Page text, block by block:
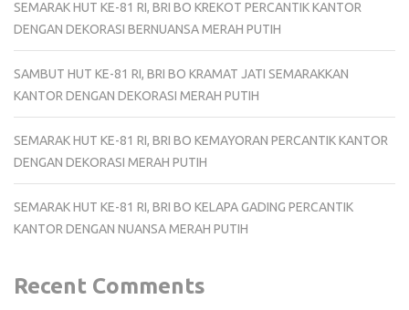
SEMARAK HUT KE-81 RI, BRI BO KREKOT PERCANTIK KANTOR
DENGAN DEKORASI BERNUANSA MERAH PUTIH
SAMBUT HUT KE-81 RI, BRI BO KRAMAT JATI SEMARAKKAN
KANTOR DENGAN DEKORASI MERAH PUTIH
SEMARAK HUT KE-81 RI, BRI BO KEMAYORAN PERCANTIK KANTOR
DENGAN DEKORASI MERAH PUTIH
SEMARAK HUT KE-81 RI, BRI BO KELAPA GADING PERCANTIK
KANTOR DENGAN NUANSA MERAH PUTIH
Recent Comments